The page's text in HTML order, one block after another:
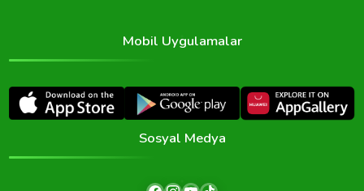
Mobil Uygulamalar
Sosyal Medya